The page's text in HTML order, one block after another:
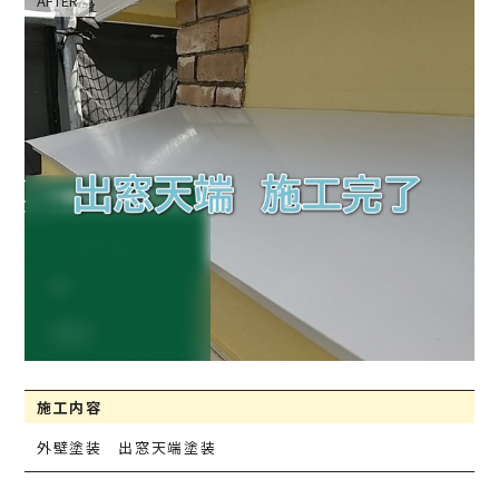
施工内容
外壁塗装 出窓天端塗装